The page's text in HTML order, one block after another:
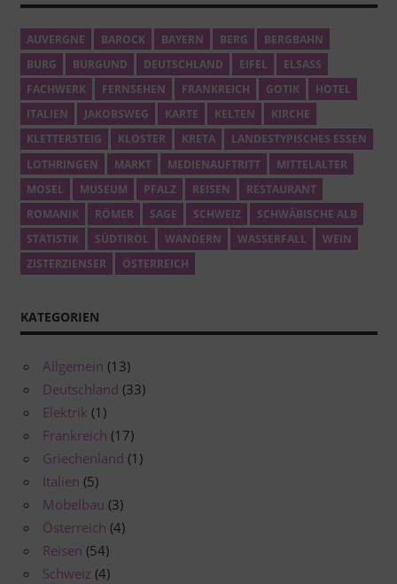
AUVERGNE BAROCK BAYERN BERG
BERGBAHN
BURG
BURGUND DEUTSCHLAND EIFEL
ELSASS
FACHWERK
FERNSEHEN FRANKREICH GOTIK
HOTEL
ITALIEN
JAKOBSWEG KARTE KELTEN
KIRCHE
KLETTERSTEIG
KLOSTER KRETA
LANDESTYPISCHES ESSEN
LOTHRINGEN
MARKT MEDIENAUFTRITT
MITTELALTER
MOSEL
MUSEUM PFALZ REISEN
RESTAURANT
ROMANIK
RÖMER SAGE SCHWEIZ
SCHWÄBISCHE ALB
STATISTIK
SÜDTIROL WANDERN WASSERFALL
WEIN
ZISTERZIENSER
ÖSTERREICH
KATEGORIEN
Allgemein (13)
Deutschland (33)
Elektrik (1)
Frankreich (17)
Griechenland (1)
Italien (5)
Möbelbau (3)
Österreich (4)
Reisen (54)
Schweiz (4)